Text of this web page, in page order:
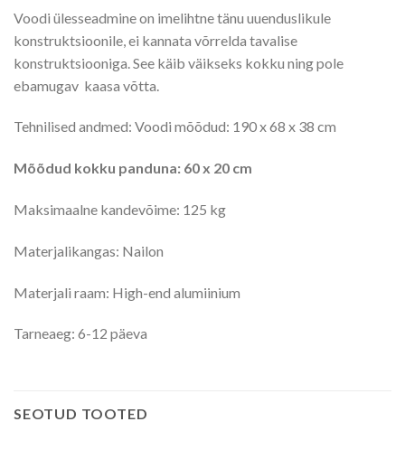
Voodi ülesseadmine on imelihtne tänu uuenduslikule
konstruktsioonile, ei kannata võrrelda tavalise
konstruktsiooniga. See käib väikseks kokku ning pole
ebamugav kaasa võtta.
Tehnilised andmed: Voodi mõõdud: 190 x 68 x 38 cm
Mõõdud kokku panduna: 60 x 20 cm
Maksimaalne kandevõime: 125 kg
Materjalikangas: Nailon
Materjali raam: High-end alumiinium
Tarneaeg: 6-12 päeva
SEOTUD TOOTED